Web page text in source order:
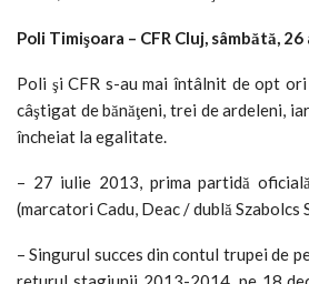
Poli Timişoara – CFR Cluj, sâmbătă,
Poli şi CFR s-au mai întâlnit de opt
câştigat de bănăţeni, trei de ardeleni,
încheiat la egalitate.
– 27 iulie 2013, prima partidă
(marcatori Cadu, Deac / dublă Szabolcs
– Singurul succes din contul trupei de